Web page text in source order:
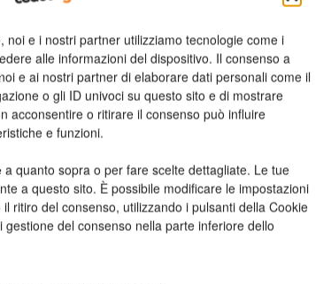
noi e i nostri partner utilizziamo tecnologie come i
alle informazioni del dispositivo. Il consenso a
e ai nostri partner di elaborare dati personali come il
o gli ID univoci su questo sito e di mostrare
acconsentire o ritirare il consenso può influire
e funzioni.
quanto sopra o per fare scelte dettagliate. Le tue
a questo sito. È possibile modificare le impostazioni
ritiro del consenso, utilizzando i pulsanti della Cookie
gestione del consenso nella parte inferiore dello
l’incontro conPatrice
dalla collaborazione tra
europeo TISP, teso a
un consorzio che riunisce 25